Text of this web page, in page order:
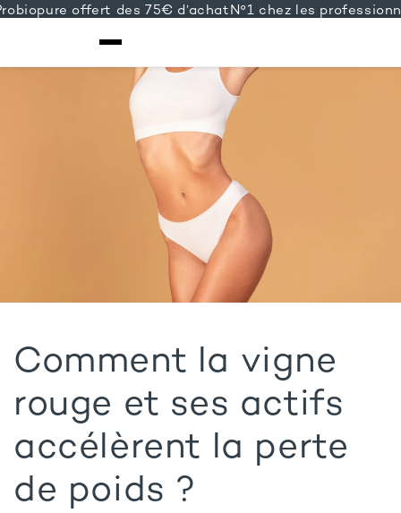
IGNORER ET
offert des 75€ d’achat N°1 chez les
Comment la vigne
rouge et ses actifs
accélèrent la perte
de poids ?